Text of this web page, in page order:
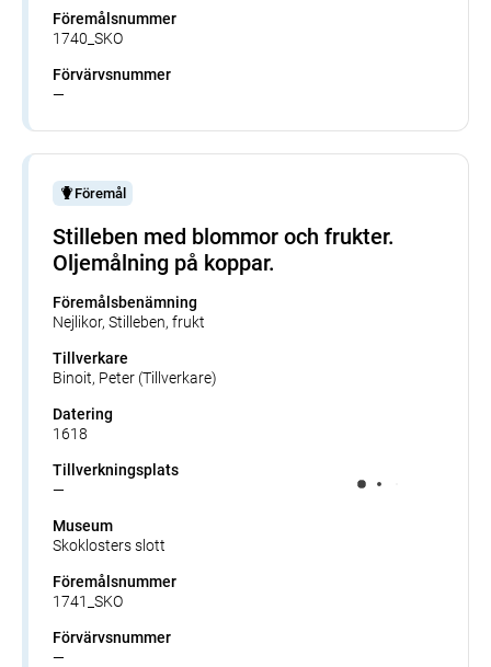
Föremålsnummer
1740_SKO
Förvärvsnummer
—
Föremål
Stilleben med blommor och frukter.
Oljemålning på koppar.
Föremålsbenämning
Nejlikor, Stilleben, frukt
Tillverkare
Binoit, Peter (Tillverkare)
Datering
1618
Tillverkningsplats
—
Museum
Skoklosters slott
Föremålsnummer
1741_SKO
Förvärvsnummer
—